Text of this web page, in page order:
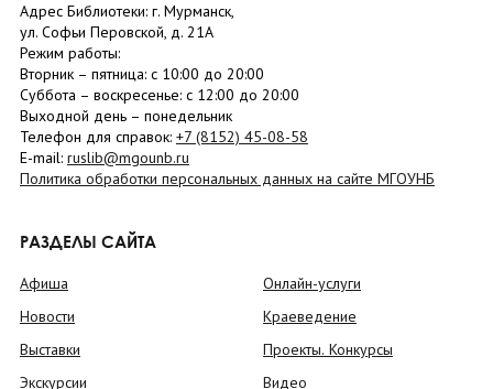
Адрес Библиотеки: г. Мурманск,
ул. Софьи Перовской, д. 21А
Режим работы:
Вторник – пятница: с 10:00 до 20:00
Суббота – воскресенье: c 12:00 до 20:00
Выходной день – понедельник
Телефон для справок: +7 (8152) 45-08-58
E-mail: ruslib@mgounb.ru
Политика обработки персональных данных на сайте МГОУНБ
РАЗДЕЛЫ САЙТА
Афиша
Новости
Выставки
Экскурсии
Онлайн-услуги
Краеведение
Проекты. Конкурсы
Видео